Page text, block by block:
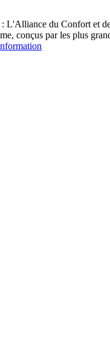
L'Alliance du Confort et
conçus par les plus